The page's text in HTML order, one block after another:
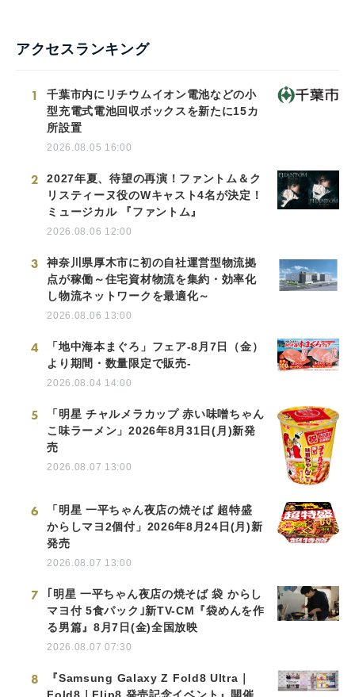
アクセスランキング
1
千葉市内にリチウムイオン電池などの小
型充電式電池回収ボックスを新たに15カ
所設置
2026.08.05 16:00
2
2027年夏、待望の再演！ファントム＆ク
リスティーヌ役のWキャスト4名が決定！
ミュージカル 『ファントム』
2026.08.06 12:00
3
神奈川県厚木市に初の自社運営型物流拠
点が稼働～住宅資材物流を集約・効率化
し物流ネットワークを最適化～
2026.08.06 13:00
4
「地中海本まぐろ」フェア-8月7日（金）
より期間・数量限定で販売-
2026.08.04 14:00
5
「明星 チャルメラカップ 赤い味噌ちゃん
こ味ラーメン」2026年8月31日(月)新発
売
2026.08.07 13:00
6
「明星 一平ちゃん夜店の焼そば 超特盛
からしマヨ2個付」2026年8月24日(月)新
発売
2026.08.07 13:00
7
｢明星 一平ちゃん夜店の焼そば 袋 からし
マヨ付 5食パック｣新TV-CM『袋めんを作
る男篇』8月7日(金)全国放映
2026.08.07 07:30
8
『Samsung Galaxy Z Fold8 Ultra｜